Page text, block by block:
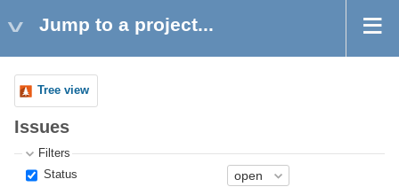
Jump to a project...
Tree view
Issues
Filters
Status